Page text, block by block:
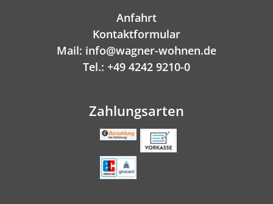
Anfahrt
Kontaktformular
Mail: info@wagner-wohnen.de
Tel.: +49 4242 9210-0
Zahlungsarten